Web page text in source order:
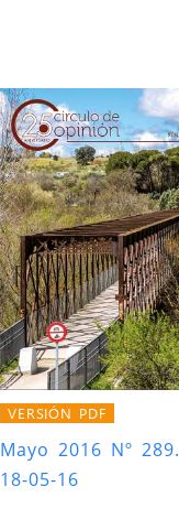
VERSIÓN PDF
Mayo 2016 Nº 289.
18-05-16